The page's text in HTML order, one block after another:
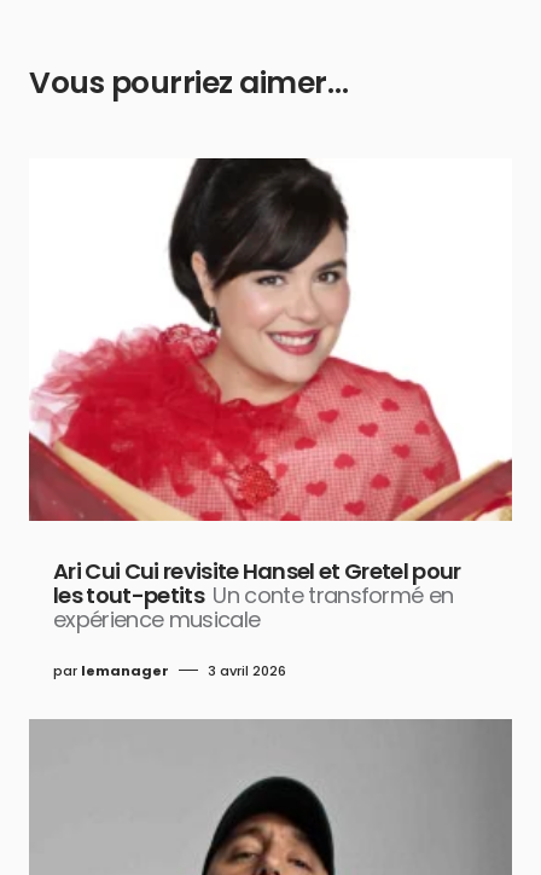
Vous pourriez aimer…
Ari Cui Cui revisite Hansel et Gretel pour
les tout-petits Un conte transformé en
expérience musicale
par lemanager 3 avril 2026